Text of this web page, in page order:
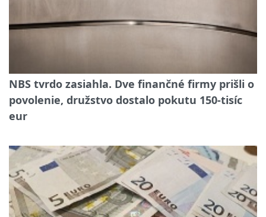
NBS tvrdo zasiahla. Dve finančné firmy prišli o
povolenie, družstvo dostalo pokutu 150-tisíc
eur